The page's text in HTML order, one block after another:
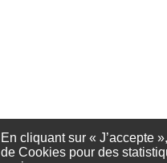
En cliquant sur « J’accepte
de Cookies pour des